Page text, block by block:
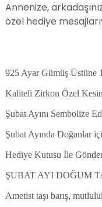
Annenize,
özel hediye
925 Ayar Gümüş Üstüne
Kaliteli Zirkon Özel
Şubat Ayını Sembolize
Şubat Ayında Doğanlar
Hediye Kutusu İle
ŞUBAT AYI DOĞUM
Ametist taşı barış,